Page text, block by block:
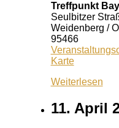
Treffpunkt
Seulbitzer
Weidenberg /
95466
KarteTreffpunkt
Weiterlesen
11. April